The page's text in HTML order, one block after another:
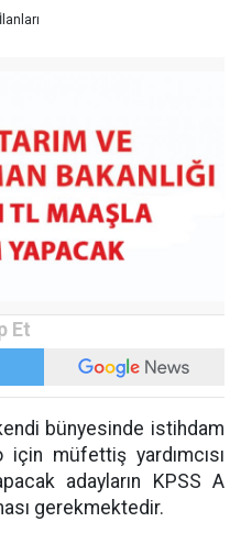
bünyesinde istihdam
müfettiş yardımcısı
adayların KPSS A
gerekmektedir.